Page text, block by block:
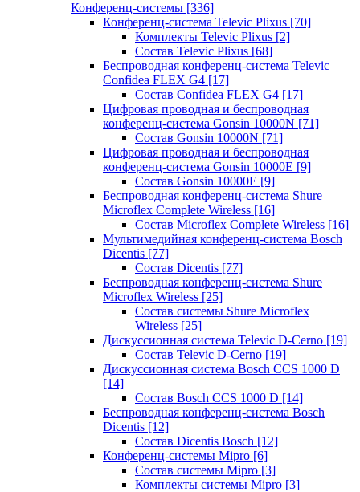
Конференц-системы [336]
Конференц-система Televic Plixus [70]
Комплекты Televic Plixus [2]
Состав Televic Plixus [68]
Беспроводная конференц-система Televic
Confidea FLEX G4 [17]
Состав Confidea FLEX G4 [17]
Цифровая проводная и беспроводная
конференц-система Gonsin 10000N [71]
Состав Gonsin 10000N [71]
Цифровая проводная и беспроводная
конференц-система Gonsin 10000E [9]
Состав Gonsin 10000E [9]
Беспроводная конференц-система Shure
Microflex Complete Wireless [16]
Состав Microflex Complete Wireless [16]
Мультимедийная конференц-система Bosch
Dicentis [77]
Состав Dicentis [77]
Беспроводная конференц-система Shure
Microflex Wireless [25]
Состав системы Shure Microflex
Wireless [25]
Дискуссионная система Televic D-Cerno [19]
Состав Televic D-Cerno [19]
Дискуссионная система Bosch CCS 1000 D
[14]
Состав Bosch CCS 1000 D [14]
Беспроводная конференц-система Bosch
Dicentis [12]
Состав Dicentis Bosch [12]
Конференц-системы Mipro [6]
Состав системы Mipro [3]
Комплекты системы Mipro [3]